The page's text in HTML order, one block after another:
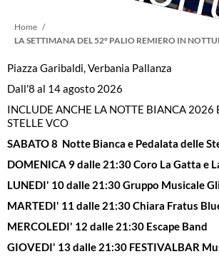
Briciole
di
pane
Home
LA SETTIMANA DEL 52° PALIO REMIERO IN
Piazza Garibaldi, Verbania Pallanza
Dall'8 al 14 agosto 2026
INCLUDE ANCHE LA NOTTE BIANCA 2026
STELLE VCO
SABATO 8 Notte Bianca e Pedalata delle
DOMENICA 9 dalle 21:30 Coro La Gatta e
LUNEDI' 10 dalle 21:30 Gruppo Musicale
MARTEDI' 11 dalle 21:30 Chiara Fratus
MERCOLEDI' 12 dalle 21:30 Escape Band
GIOVEDI' 13 dalle 21:30 FESTIVALBAR